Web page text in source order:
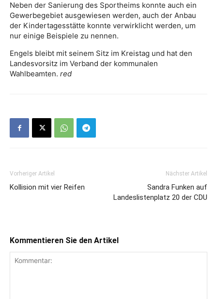
Neben der Sanierung des Sportheims konnte auch ein
Gewerbegebiet ausgewiesen werden, auch der Anbau
der Kindertagesstätte konnte verwirklicht werden, um
nur einige Beispiele zu nennen.
Engels bleibt mit seinem Sitz im Kreistag und hat den
Landesvorsitz im Verband der kommunalen
Wahlbeamten. red
Vorheriger Artikel
Kollision mit vier Reifen
Nächster Artikel
Sandra Funken auf
Landeslistenplatz 20 der CDU
Kommentieren Sie den Artikel